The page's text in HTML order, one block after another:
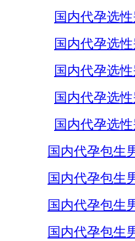
国内代孕选
国内代孕选
国内代孕选
国内代孕选
国内代孕选性
国内代孕包生
国内代孕包生
国内代孕包生
国内代孕包生